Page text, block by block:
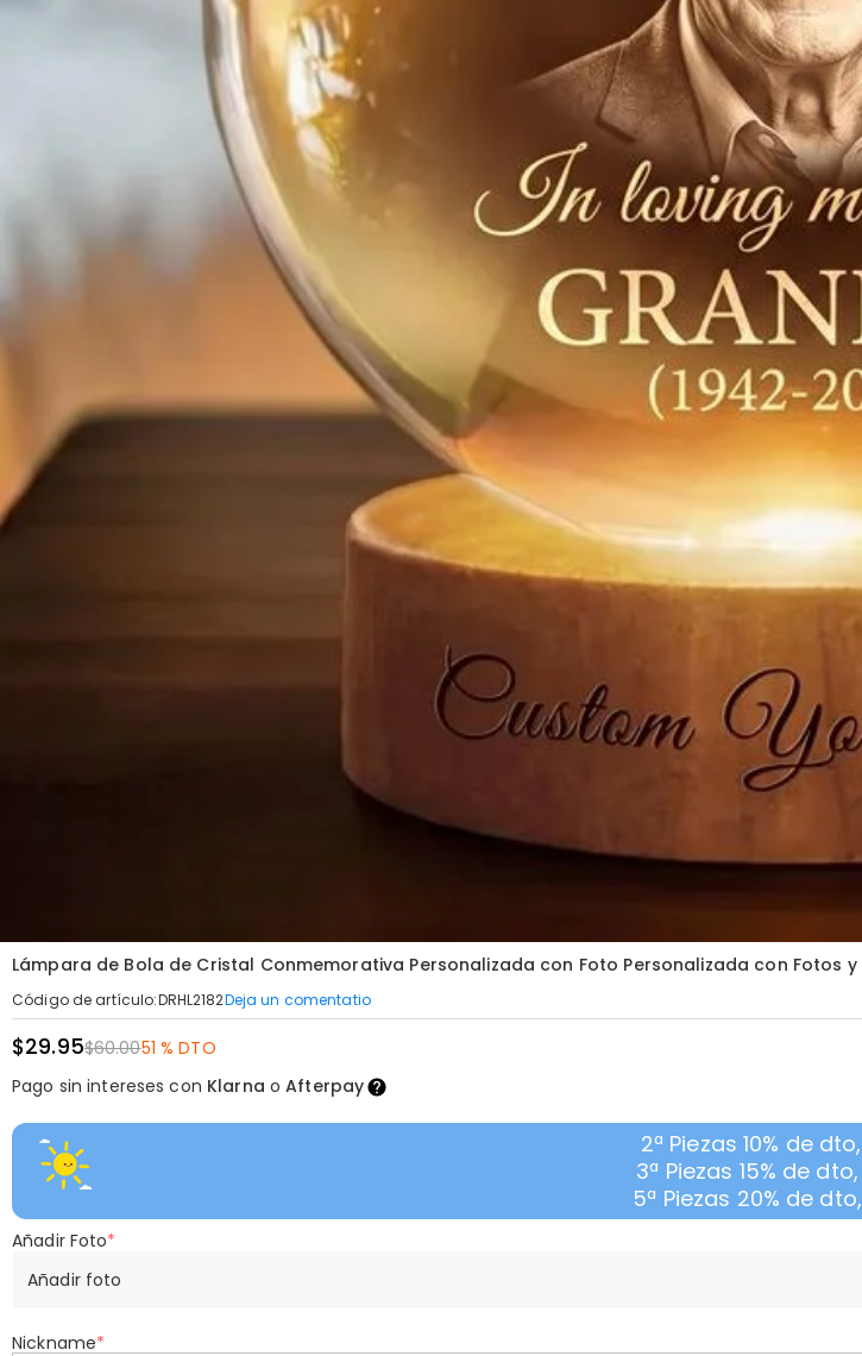
Lámpara de Bola de Cristal Conmemorativa Personalizada con Foto Personalizada con Fotos
Código de artículo:DRHL2182Deja un comentatio
$29.95$60.0051 % DTO
Pago sin intereses con Klarna oAfterpay
2ª Piezas 10% de
3ª Piezas 15% de
5ª Piezas 20% de
Añadir Foto*
Añadir foto
Nickname*